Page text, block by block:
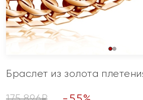
Браслет из золота